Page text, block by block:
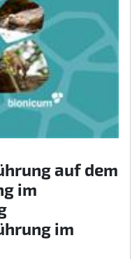
auf dem
im
im